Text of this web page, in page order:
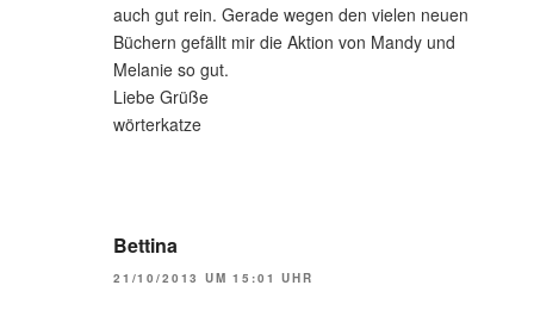
auch gut rein. Gerade wegen den vielen neuen
Büchern gefällt mir die Aktion von Mandy und
Melanie so gut.
Liebe Grüße
wörterkatze
Bettina
21/10/2013 UM 15:01 UHR